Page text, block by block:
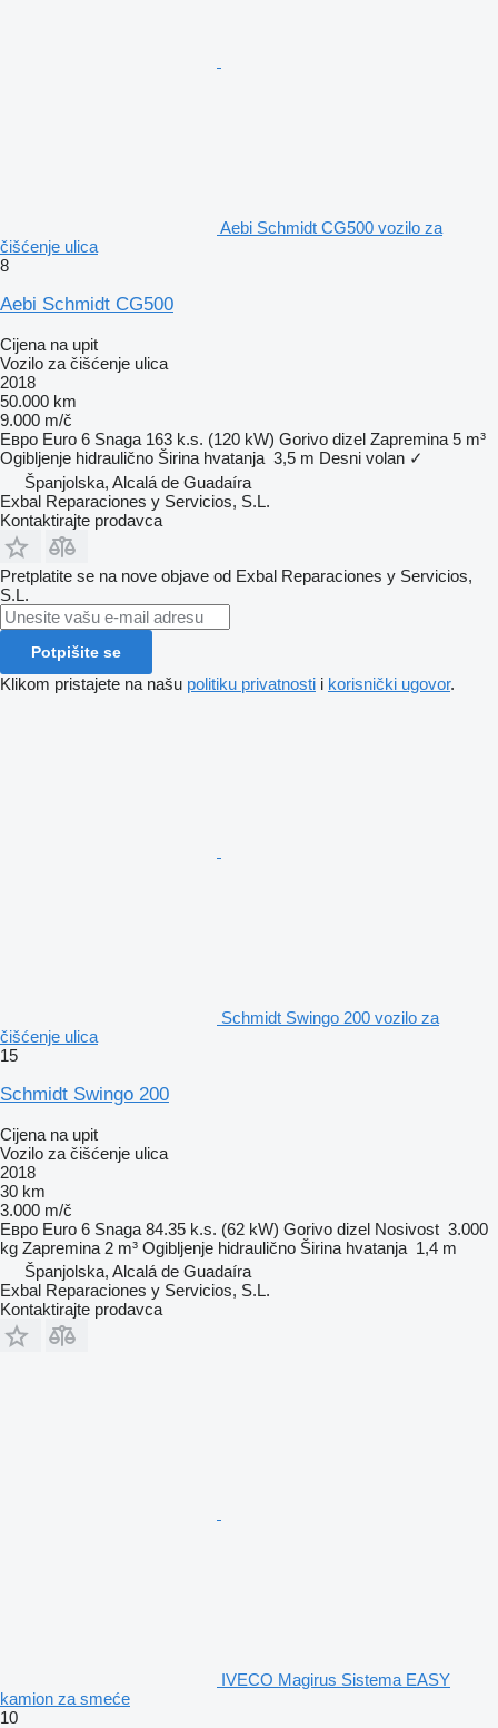
Aebi Schmidt CG500 vozilo za
čišćenje ulica
8
Aebi Schmidt CG500
Cijena na upit
Vozilo za čišćenje ulica
2018
50.000 km
9.000 m/č
Евро Euro 6 Snaga 163 k.s. (120 kW) Gorivo dizel Zapremina 5 m³
Ogibljenje hidraulično Širina hvatanja 3,5 m Desni volan ✓
Španjolska, Alcalá de Guadaíra
Exbal Reparaciones y Servicios, S.L.
Kontaktirajte prodavca
Pretplatite se na nove objave od Exbal Reparaciones y Servicios,
S.L.
Potpišite se
Klikom pristajete na našu politiku privatnosti i korisnički ugovor.
Schmidt Swingo 200 vozilo za
čišćenje ulica
15
Schmidt Swingo 200
Cijena na upit
Vozilo za čišćenje ulica
2018
30 km
3.000 m/č
Евро Euro 6 Snaga 84.35 k.s. (62 kW) Gorivo dizel Nosivost 3.000
kg Zapremina 2 m³ Ogibljenje hidraulično Širina hvatanja 1,4 m
Španjolska, Alcalá de Guadaíra
Exbal Reparaciones y Servicios, S.L.
Kontaktirajte prodavca
IVECO Magirus Sistema EASY
kamion za smeće
10